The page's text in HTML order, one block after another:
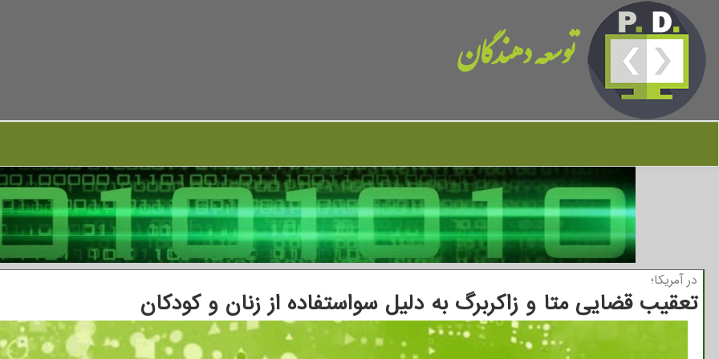
توسعه دهندگان
در آمریكا؛
تعقیب قضایی متا و زاکربرگ به دلیل سواستفاده از زنان و کودکان